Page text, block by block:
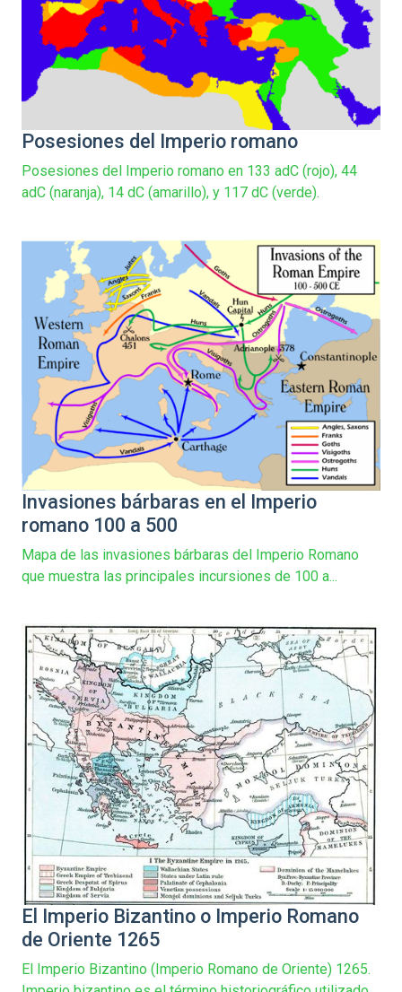
Posesiones del Imperio romano
Posesiones del Imperio romano en 133 adC (rojo), 44
adC (naranja), 14 dC (amarillo), y 117 dC (verde).
Invasiones bárbaras en el Imperio
romano 100 a 500
Mapa de las invasiones bárbaras del Imperio Romano
que muestra las principales incursiones de 100 a...
El Imperio Bizantino o Imperio Romano
de Oriente 1265
El Imperio Bizantino (Imperio Romano de Oriente) 1265.